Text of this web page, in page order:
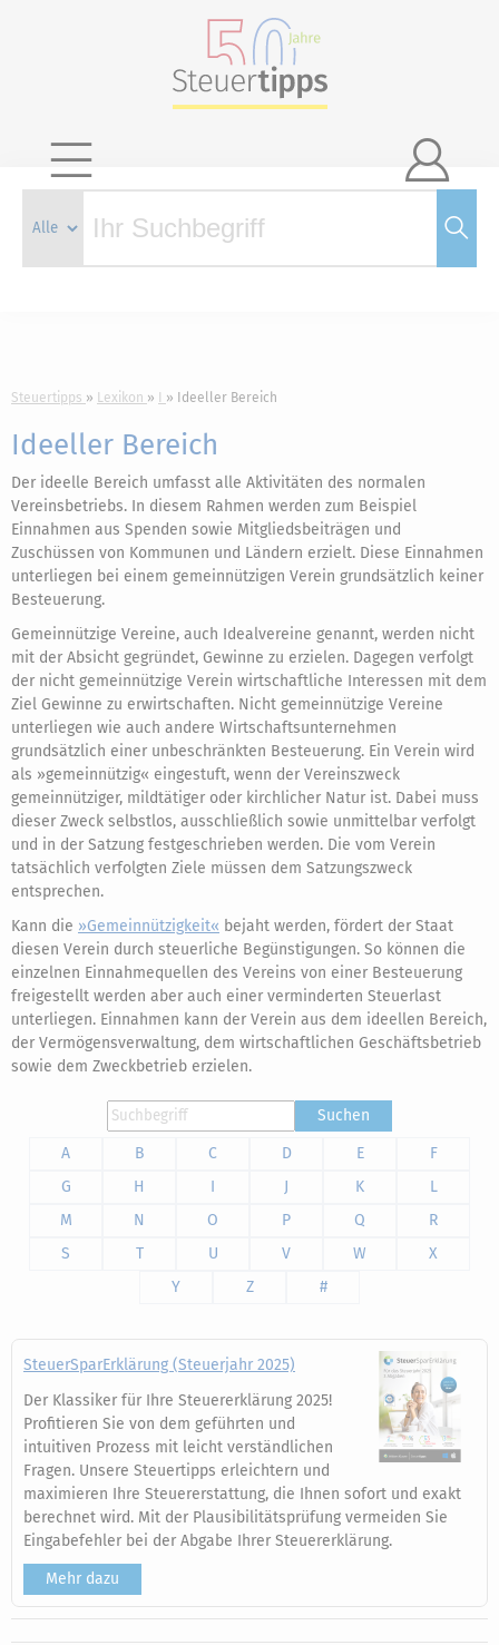

Steuertipps Lexikon Ideeller Bereich
Ideeller Bereich
Der ideelle Bereich umfasst alle Aktivitäten des normalen
Vereinsbetriebs. In diesem Rahmen werden zum Beispiel
Einnahmen aus Spenden sowie Mitgliedsbeiträgen und
Zuschüssen von Kommunen und Ländern erzielt. Diese Einnahmen
unterliegen bei einem gemeinnützigen Verein grundsätzlich keiner
Besteuerung.
Gemeinnützige Vereine, auch Idealvereine genannt, werden nicht
mit der Absicht gegründet, Gewinne zu erzielen. Dagegen verfolgt
der nicht gemeinnützige Verein wirtschaftliche Interessen mit dem
Ziel Gewinne zu erwirtschaften. Nicht gemeinnützige Vereine
unterliegen wie auch andere Wirtschaftsunternehmen
grundsätzlich einer unbeschränkten Besteuerung. Ein Verein wird
als »gemeinnützig« eingestuft, wenn der Vereinszweck
gemeinnütziger, mildtätiger oder kirchlicher Natur ist. Dabei muss
dieser Zweck selbstlos, ausschließlich sowie unmittelbar verfolgt
und in der Satzung festgeschrieben werden. Die vom Verein
tatsächlich verfolgten Ziele müssen dem Satzungszweck
entsprechen.
Kann die »Gemeinnützigkeit« bejaht werden, fördert der Staat
diesen Verein durch steuerliche Begünstigungen. So können die
einzelnen Einnahmequellen des Vereins von einer Besteuerung
freigestellt werden aber auch einer verminderten Steuerlast
unterliegen. Einnahmen kann der Verein aus dem ideellen Bereich,
der Vermögensverwaltung, dem wirtschaftlichen Geschäftsbetrieb
sowie dem Zweckbetrieb erzielen.
Suchen
A
B C D E
F
G
H I J K
L
M
N O P Q
R
S
T U V W
X
Y
Z #
SteuerSparErklärung (Steuerjahr 2025)
Der Klassiker für Ihre Steuererklärung 2025!
Profitieren Sie von dem geführten und
intuitiven Prozess mit leicht verständlichen
Fragen. Unsere Steuertipps erleichtern und
maximieren Ihre Steuererstattung, die Ihnen sofort und exakt
berechnet wird. Mit der Plausibilitätsprüfung vermeiden Sie
Eingabefehler bei der Abgabe Ihrer Steuererklärung.
Mehr dazu